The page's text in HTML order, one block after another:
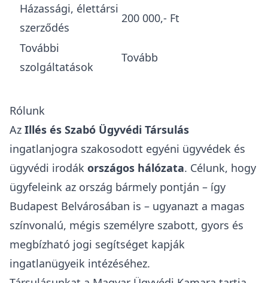
Házassági, élettársi
szerződés
200 000,- Ft
További
szolgáltatások
Tovább
Rólunk
Az Illés és Szabó Ügyvédi Társulás
ingatlanjogra szakosodott egyéni ügyvédek és
ügyvédi irodák országos hálózata. Célunk, hogy
ügyfeleink az ország bármely pontján – így
Budapest Belvárosában is – ugyanazt a magas
színvonalú, mégis személyre szabott, gyors és
megbízható jogi segítséget kapják
ingatlanügyeik intézéséhez.